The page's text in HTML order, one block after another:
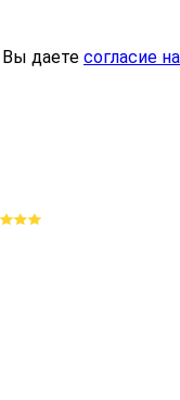
Вы даете согласие на